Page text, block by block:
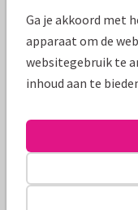
Specificaties bij deze
Papiersoort:
Envelop:
Ga je akkoord met
apparaat om de
websitegebruik te
inhoud aan te